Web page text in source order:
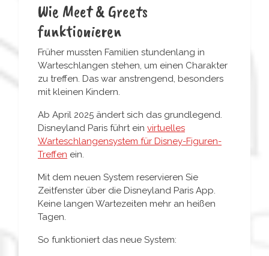
Wie Meet & Greets
funktionieren
Früher mussten Familien stundenlang in
Warteschlangen stehen, um einen Charakter
zu treffen. Das war anstrengend, besonders
mit kleinen Kindern.
Ab April 2025 ändert sich das grundlegend.
Disneyland Paris führt ein virtuelles
Warteschlangensystem für Disney-Figuren-
Treffen ein.
Mit dem neuen System reservieren Sie
Zeitfenster über die Disneyland Paris App.
Keine langen Wartezeiten mehr an heißen
Tagen.
So funktioniert das neue System: